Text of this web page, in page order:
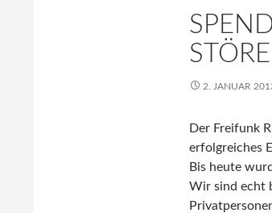
2. JANUAR
Der Freifunk
erfolgreiches
Bis heute
Wir sind echt